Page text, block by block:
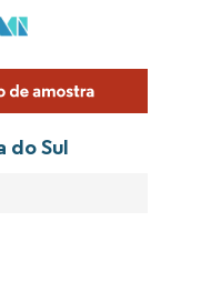
CC BY 4.0.
do Sul